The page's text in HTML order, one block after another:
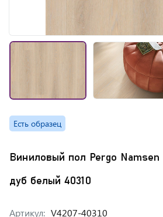
Есть образец
Виниловый пол Pergo
дуб белый 40310
Артикул: V4207-40310